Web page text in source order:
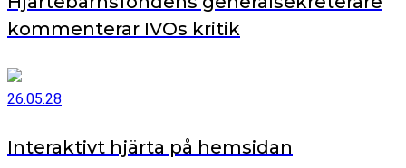
kommenterar IVOs kritik
26.05.28
Interaktivt hjärta på hemsidan